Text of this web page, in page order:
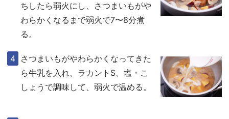
ちしたら弱火にし、さつまいもがや
わらかくなるまで弱火で7〜8分煮
る。
さつまいもがやわらかくなってきた
ら牛乳を入れ、ラカントS、塩・こ
しょうで調味して、弱火で温める。